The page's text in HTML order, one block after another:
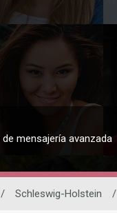
mensajería avanzada
/ Schleswig-Holstein /